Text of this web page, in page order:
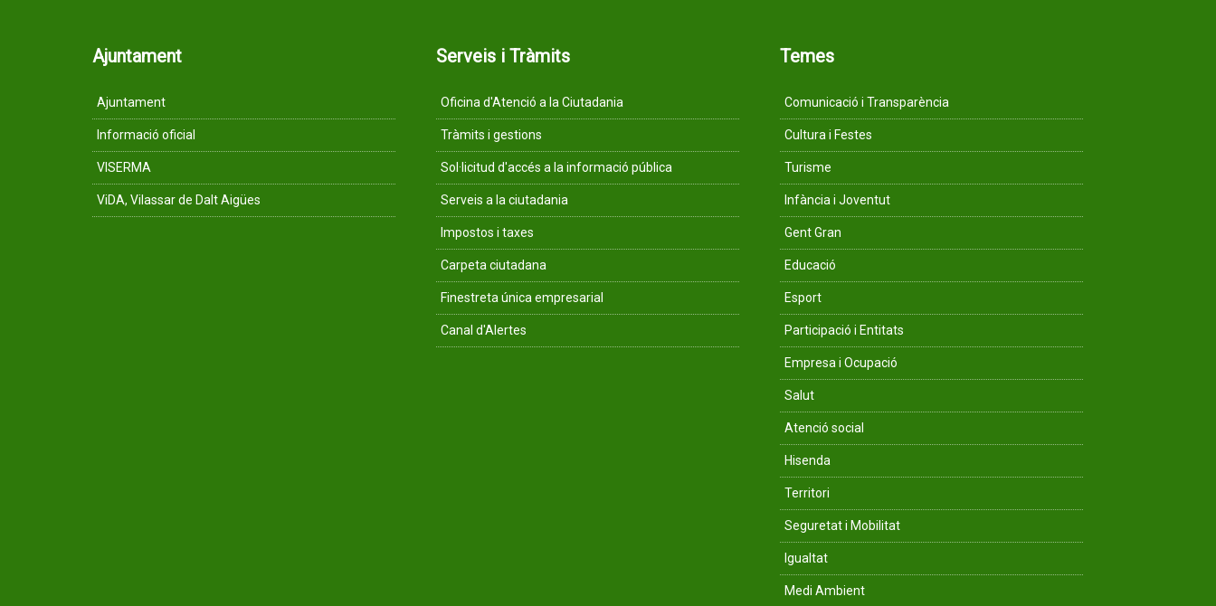
Ajuntament
Ajuntament
Informació oficial
VISERMA
ViDA, Vilassar de Dalt Aigües
Serveis i Tràmits
Oficina d'Atenció a la Ciutadania
Tràmits i gestions
Sol·licitud d'accés a la informació pública
Serveis a la ciutadania
Impostos i taxes
Carpeta ciutadana
Finestreta única empresarial
Canal d'Alertes
Temes
Comunicació i Transparència
Cultura i Festes
Turisme
Infància i Joventut
Gent Gran
Educació
Esport
Participació i Entitats
Empresa i Ocupació
Salut
Atenció social
Hisenda
Territori
Seguretat i Mobilitat
Igualtat
Medi Ambient